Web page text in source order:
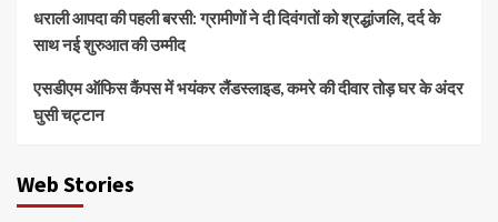
धराली आपदा की पहली बरसी: ग्रामीणों ने दी दिवंगतों को श्रद्धांजलि, दर्द के
साथ नई शुरुआत की उम्मीद
एसडीएम ऑफिस कैंपस में भयंकर लैंडस्लाइड, कमरे की दीवार तोड़ घर के अंदर
घुसी चट्टान
Web Stories